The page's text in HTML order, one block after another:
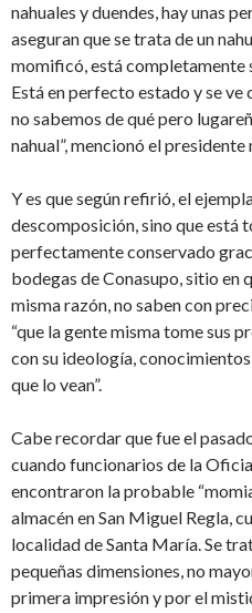
nahuales y duendes, hay unas
aseguran que se trata de un
momificó, está completamente
Está en perfecto estado y se ve
no sabemos de qué pero
nahual”, mencionó el presidente
Y es que según refirió, el
descomposición, sino que está
perfectamente conservado
bodegas de Conasupo, sitio en
misma razón, no saben con
“que la gente misma tome sus
con su ideología,
que lo vean”.
Cabe recordar que fue el
cuando funcionarios de la
encontraron la probable
almacén en San Miguel Regla,
localidad de Santa María. Se
pequeñas dimensiones, no
primera impresión y por el